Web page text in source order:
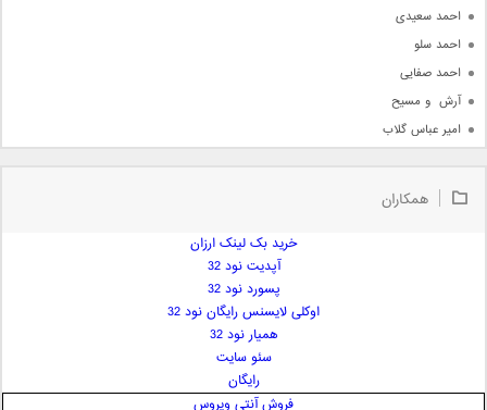
احمد سعیدی
احمد سلو
احمد صفایی
آرش  و مسیح
امیر عباس گلاب
امیر علی
همکاران
خرید بک لینک ارزان
آپدیت نود 32
پسورد نود 32
اوکلی لایسنس رایگان نود 32
همیار نود 32
سئو سایت
رایگان
فروش آنتی ویروس